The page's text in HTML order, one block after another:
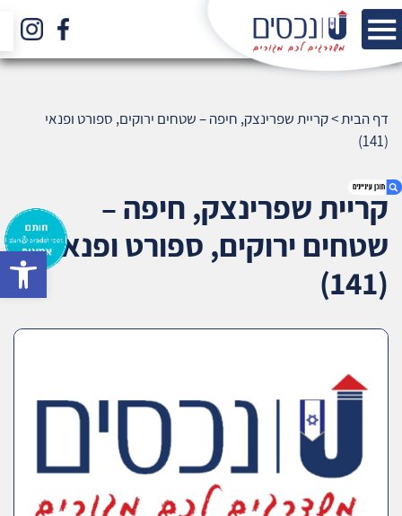
1. קריית שפרינצק, חיפה – שטחים ירוקים, ספורט
ופנאי (141)
3. שאלתם ? ענינו !
דף הבית>קריית שפרינצק, חיפה – שטחים ירוקים, ספורט ופנאי
(141)
קריית שפרינצק, חיפה –
שטחים ירוקים, ספורט ופנאי
(141)